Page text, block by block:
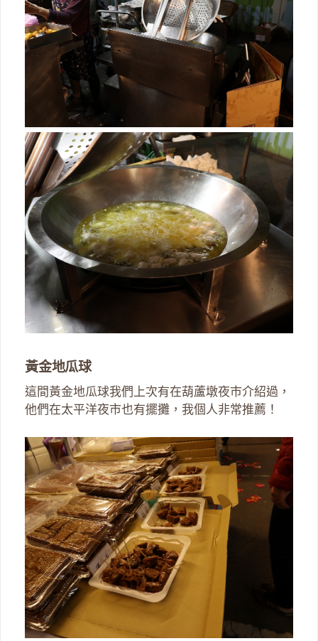
黃金地瓜球
這間黃金地瓜球我們上次有在葫蘆墩夜市介紹過，
他們在太平洋夜市也有擺攤，我個人非常推薦！